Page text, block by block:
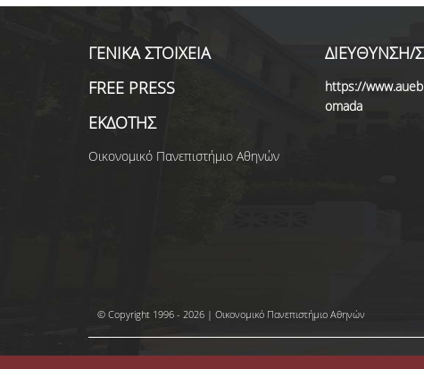
ΓΕΝΙΚΑ ΣΤΟΙΧΕΙΑ
FREE PRESS
ΕΚΔΟΤΗΣ
Οικονομικό Πανεπιστήμιο Αθηνών
ΔΙΕΥΘΥΝΣΗ/
https://
omada
© Copyright 1996 - 2026 | Οικονομικό Πανεπιστήμιο Αθηνών